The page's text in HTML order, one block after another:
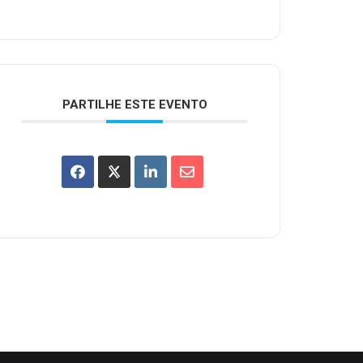
PARTILHE ESTE EVENTO